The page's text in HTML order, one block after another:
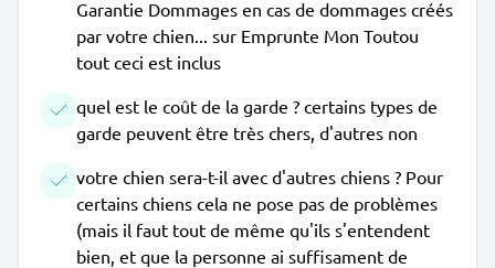
Garantie Dommages en cas de dommages créés
par votre chien... sur Emprunte Mon Toutou
tout ceci est inclus
quel est le coût de la garde ? certains types de
garde peuvent être très chers, d'autres non
votre chien sera-t-il avec d'autres chiens ? Pour
certains chiens cela ne pose pas de problèmes
(mais il faut tout de même qu'ils s'entendent
bien, et que la personne ai suffisament de